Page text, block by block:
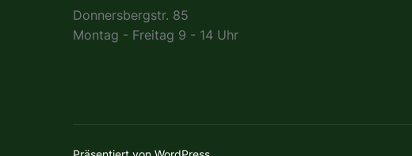
Donnersbergstr. 85
Montag - Freitag 9 - 14 Uhr